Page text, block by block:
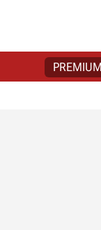
PREMIUM